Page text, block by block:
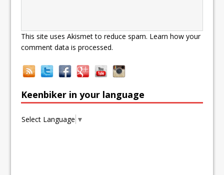
This site uses Akismet to reduce spam. Learn how your
comment data is processed.
Keenbiker in your language
Select Language ▼